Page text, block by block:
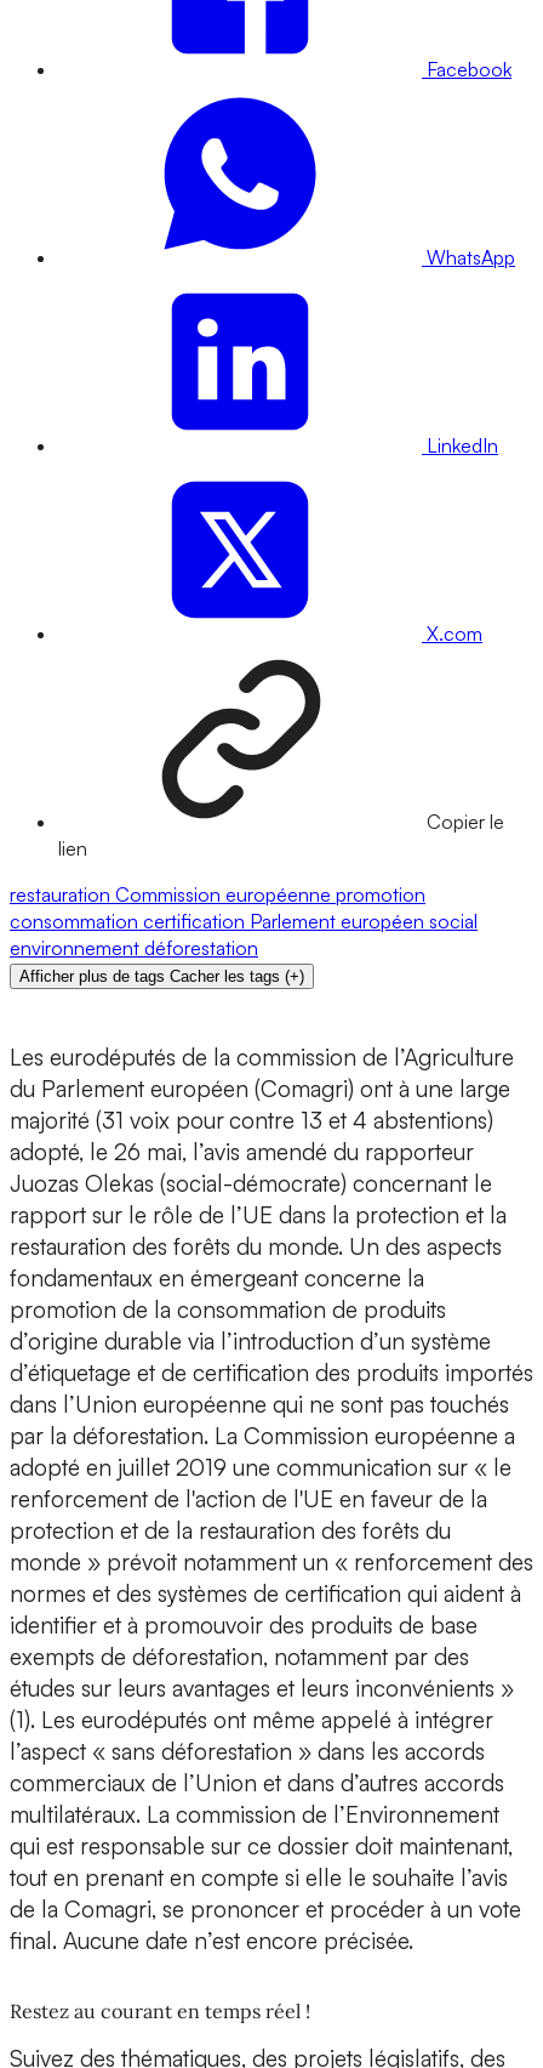
Facebook
WhatsApp
LinkedIn
X.com
Copier le
lien
restauration Commission européenne promotion
consommation certification Parlement européen social
environnement déforestation
Afficher plus de tags Cacher les tags (+)
Les eurodéputés de la commission de l’Agriculture
du Parlement européen (Comagri) ont à une large
majorité (31 voix pour contre 13 et 4 abstentions)
adopté, le 26 mai, l’avis amendé du rapporteur
Juozas Olekas (social-démocrate) concernant le
rapport sur le rôle de l’UE dans la protection et la
restauration des forêts du monde. Un des aspects
fondamentaux en émergeant concerne la
promotion de la consommation de produits
d’origine durable via l’introduction d’un système
d’étiquetage et de certification des produits importés
dans l’Union européenne qui ne sont pas touchés
par la déforestation. La Commission européenne a
adopté en juillet 2019 une communication sur « le
renforcement de l'action de l'UE en faveur de la
protection et de la restauration des forêts du
monde » prévoit notamment un « renforcement des
normes et des systèmes de certification qui aident à
identifier et à promouvoir des produits de base
exempts de déforestation, notamment par des
études sur leurs avantages et leurs inconvénients »
(1). Les eurodéputés ont même appelé à intégrer
l’aspect « sans déforestation » dans les accords
commerciaux de l’Union et dans d’autres accords
multilatéraux. La commission de l’Environnement
qui est responsable sur ce dossier doit maintenant,
tout en prenant en compte si elle le souhaite l’avis
de la Comagri, se prononcer et procéder à un vote
final. Aucune date n’est encore précisée.
Restez au courant en temps réel !
Suivez des thématiques, des projets législatifs, des